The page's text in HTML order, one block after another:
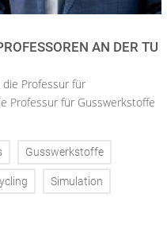
AN DER TU
die Professur für
Professur für Gusswerkstoffe
Gusswerkstoffe
Simulation